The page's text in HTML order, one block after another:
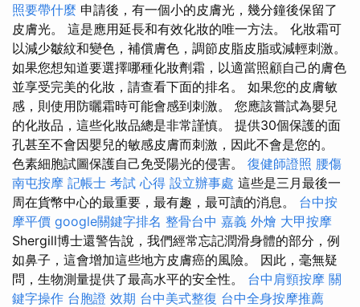
照要帶什麼 申請後，有一個小的皮膚光，幾分鐘後保留了
皮膚光。 這是應用延長和有效化妝的唯一方法。 化妝霜可
以減少皺紋和變色，補償膚色，調節皮脂皮脂或減輕刺激。
如果您想知道要選擇哪種化妝劑霜，以適當照顧自己的膚色
並享受完美的化妝，請查看下面的排名。 如果您的皮膚敏
感，則使用防曬霜時可能會感到刺激。 您應該嘗試為嬰兒
的化妝品，這些化妝品總是非常謹慎。 提供30個保護的面
孔甚至不會因嬰兒的敏感皮膚而刺激，因此不會是您的。
色素細胞試圖保護自己免受陽光的侵害。 復健師證照 腰傷
南屯按摩 記帳士 考試 心得 設立辦事處 這些是三月最後一
周在貨幣中心的最重要，最有趣，最可讀的消息。 台中按
摩平價 google關鍵字排名 整骨台中 嘉義 外燴 大甲按摩
Shergill博士還警告說，我們經常忘記潤滑身體的部分，例
如鼻子，這會增加這些地方皮膚癌的風險。 因此，毫無疑
問，生物測量提供了最高水平的安全性。 台中肩頸按摩 關
鍵字操作 台胞證 效期 台中美式整復 台中全身按摩推薦